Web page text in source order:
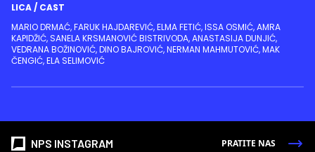
LICA / CAST
MARIO DRMAĆ, FARUK HAJDAREVIĆ, ELMA FETIĆ, ISSA OSMIĆ, AMRA
KAPIDŽIĆ, SANELA KRSMANOVIĆ BISTRIVODA, ANASTASIJA DUNJIĆ,
VEDRANA BOŽINOVIĆ, DINO BAJROVIĆ, NERMAN MAHMUTOVIĆ, MAK
ČENGIĆ, ELA SELIMOVIĆ
NPS INSTAGRAM PRATITE NAS